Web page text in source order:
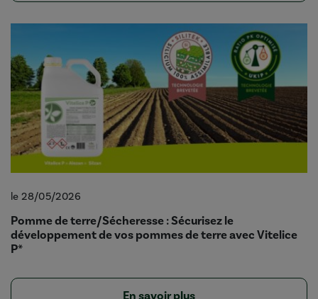
le 28/05/2026
Pomme de terre/Sécheresse : Sécurisez le
développement de vos pommes de terre avec Vitelice
P*